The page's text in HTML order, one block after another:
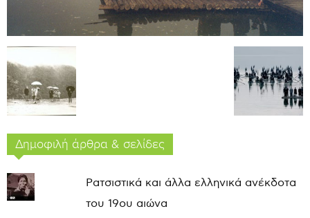
Δημοφιλή άρθρα & σελίδες
Ρατσιστικά και άλλα ελληνικά ανέκδοτα
του 19ου αιώνα